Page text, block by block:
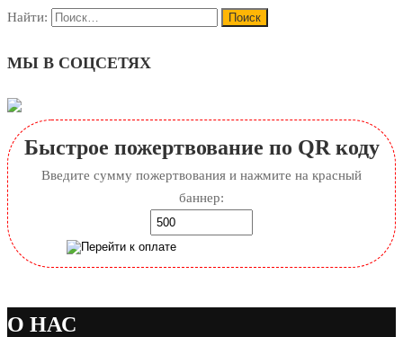
Найти:
МЫ В СОЦСЕТЯХ
Быстрое пожертвование по QR коду
Введите сумму пожертвования и нажмите на красный
баннер:
О НАС